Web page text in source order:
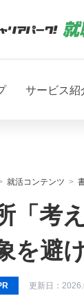
サービス紹
就活コンテンツ
「考
を避
更新日：